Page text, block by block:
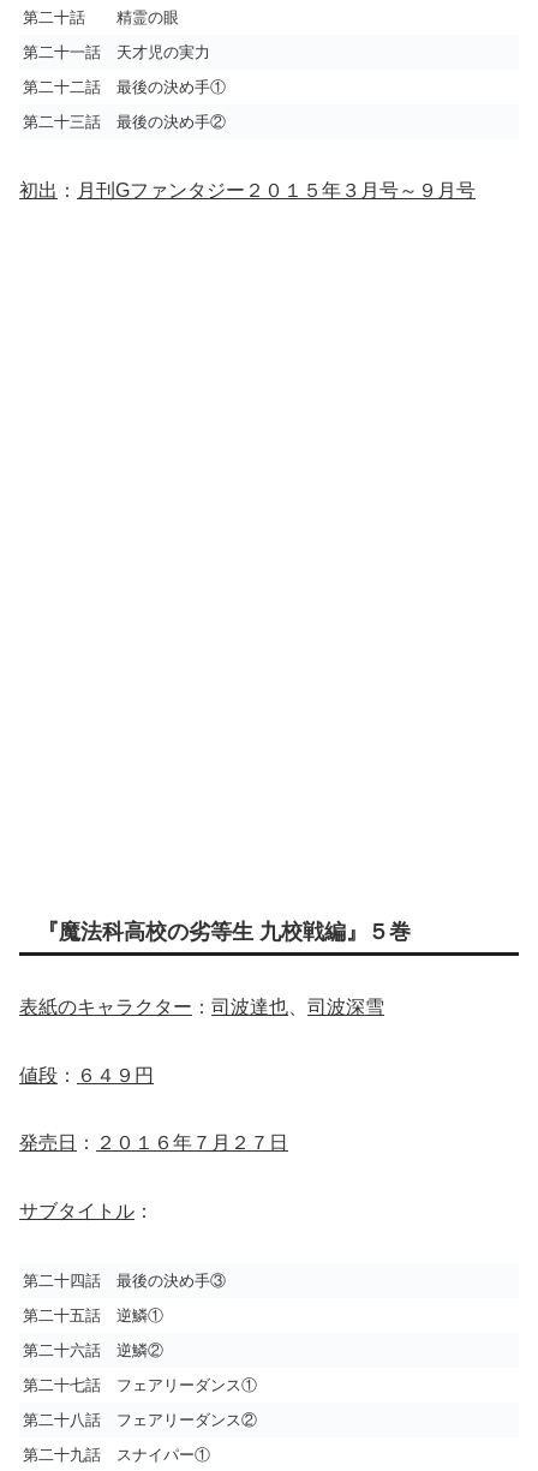
第二十話 精霊の眼
第二十一話 天才児の実力
第二十二話 最後の決め手①
第二十三話 最後の決め手②
初出 ： 月刊Gファンタジー２０１５年３月号～９月号
『魔法科高校の劣等生 九校戦編』５巻
表紙のキャラクター ： 司波達也 司波深雪
値段 ： ６４９円
発売日 ： ２０１６年７月２７日
サブタイトル ：
第二十四話 最後の決め手③
第二十五話 逆鱗①
第二十六話 逆鱗②
第二十七話 フェアリーダンス①
第二十八話 フェアリーダンス②
第二十九話 スナイパー①